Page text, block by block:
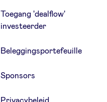
Toegang 'dealflow'
investeerder
Beleggingsportefeuille
Sponsors
Privacybeleid